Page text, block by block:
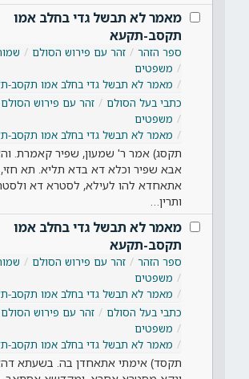
מאמר לא תבשל גדי בחלב אמו
תקסב-תקעא
ספר הזהר זהר עם פירוש הסולם
משפטים
מאמר לא תבשל גדי בחלב אמו תקסב-
כתבי בעל הסולם
זהר עם פירוש הסולם
משפטים
מאמר לא תבשל גדי בחלב אמו תקסב-
תקסג) אמר ר' שמעון, שפיר קאמרת.
אבא שפיר וכלא דא בדא תליא. תא
אתאחדא להו לעילא, לסטרא דא
ותרין…
מאמר לא תבשל גדי בחלב אמו
תקסב-תקעא
ספר הזהר זהר עם פירוש הסולם
משפטים
מאמר לא תבשל גדי בחלב אמו תקסב-
כתבי בעל הסולם
זהר עם פירוש הסולם
משפטים
מאמר לא תבשל גדי בחלב אמו תקסב-
תקסד) אימתי אתאחדן בה. בשעתא